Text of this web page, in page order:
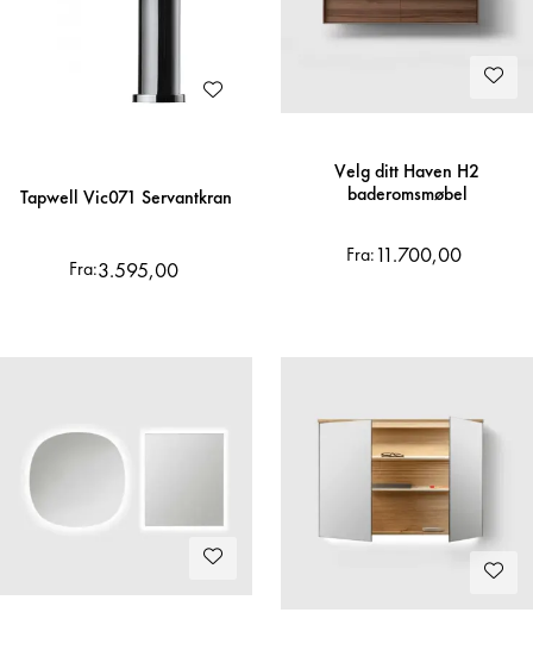
Tapwell Vic071 Servantkran
Fra:3.595,00
Velg ditt Haven H2
baderomsmøbel
Fra:11.700,00